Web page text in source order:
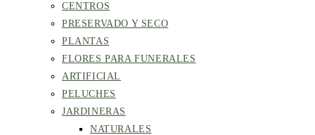
CENTROS
PRESERVADO Y SECO
PLANTAS
FLORES PARA FUNERALES
ARTIFICIAL
PELUCHES
JARDINERAS
NATURALES